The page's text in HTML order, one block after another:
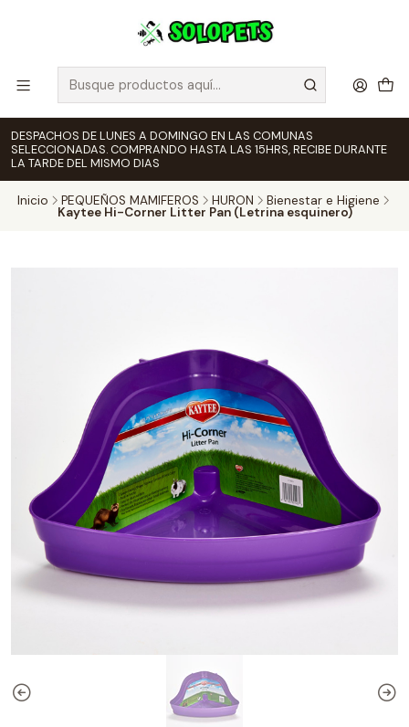
DESPACHOS DE LUNES A DOMINGO EN LAS COMUNAS
SELECCIONADAS. COMPRANDO HASTA LAS 15HRS, RECIBE DURANTE
LA TARDE DEL MISMO DIAS
Inicio PEQUEÑOS MAMIFEROS HURON Bienestar e Higiene
Kaytee Hi-Corner Litter Pan (Letrina esquinero)